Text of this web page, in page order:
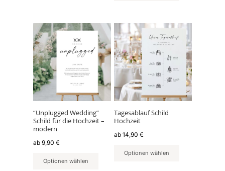
“Unplugged Wedding”
Schild für die Hochzeit –
modern
ab 9,90 €
Optionen wählen
Dieses
Produkt
weist
mehrere
Varianten
auf.
Die
Optionen
können
auf
der
Produktseite
werden
Tagesablauf Schild
Hochzeit
ab14,90€
Optionen wählen
Dieses
Produkt
weist
mehrere
Varianten
auf.
Die
Optionen
können
auf
der
gewählt